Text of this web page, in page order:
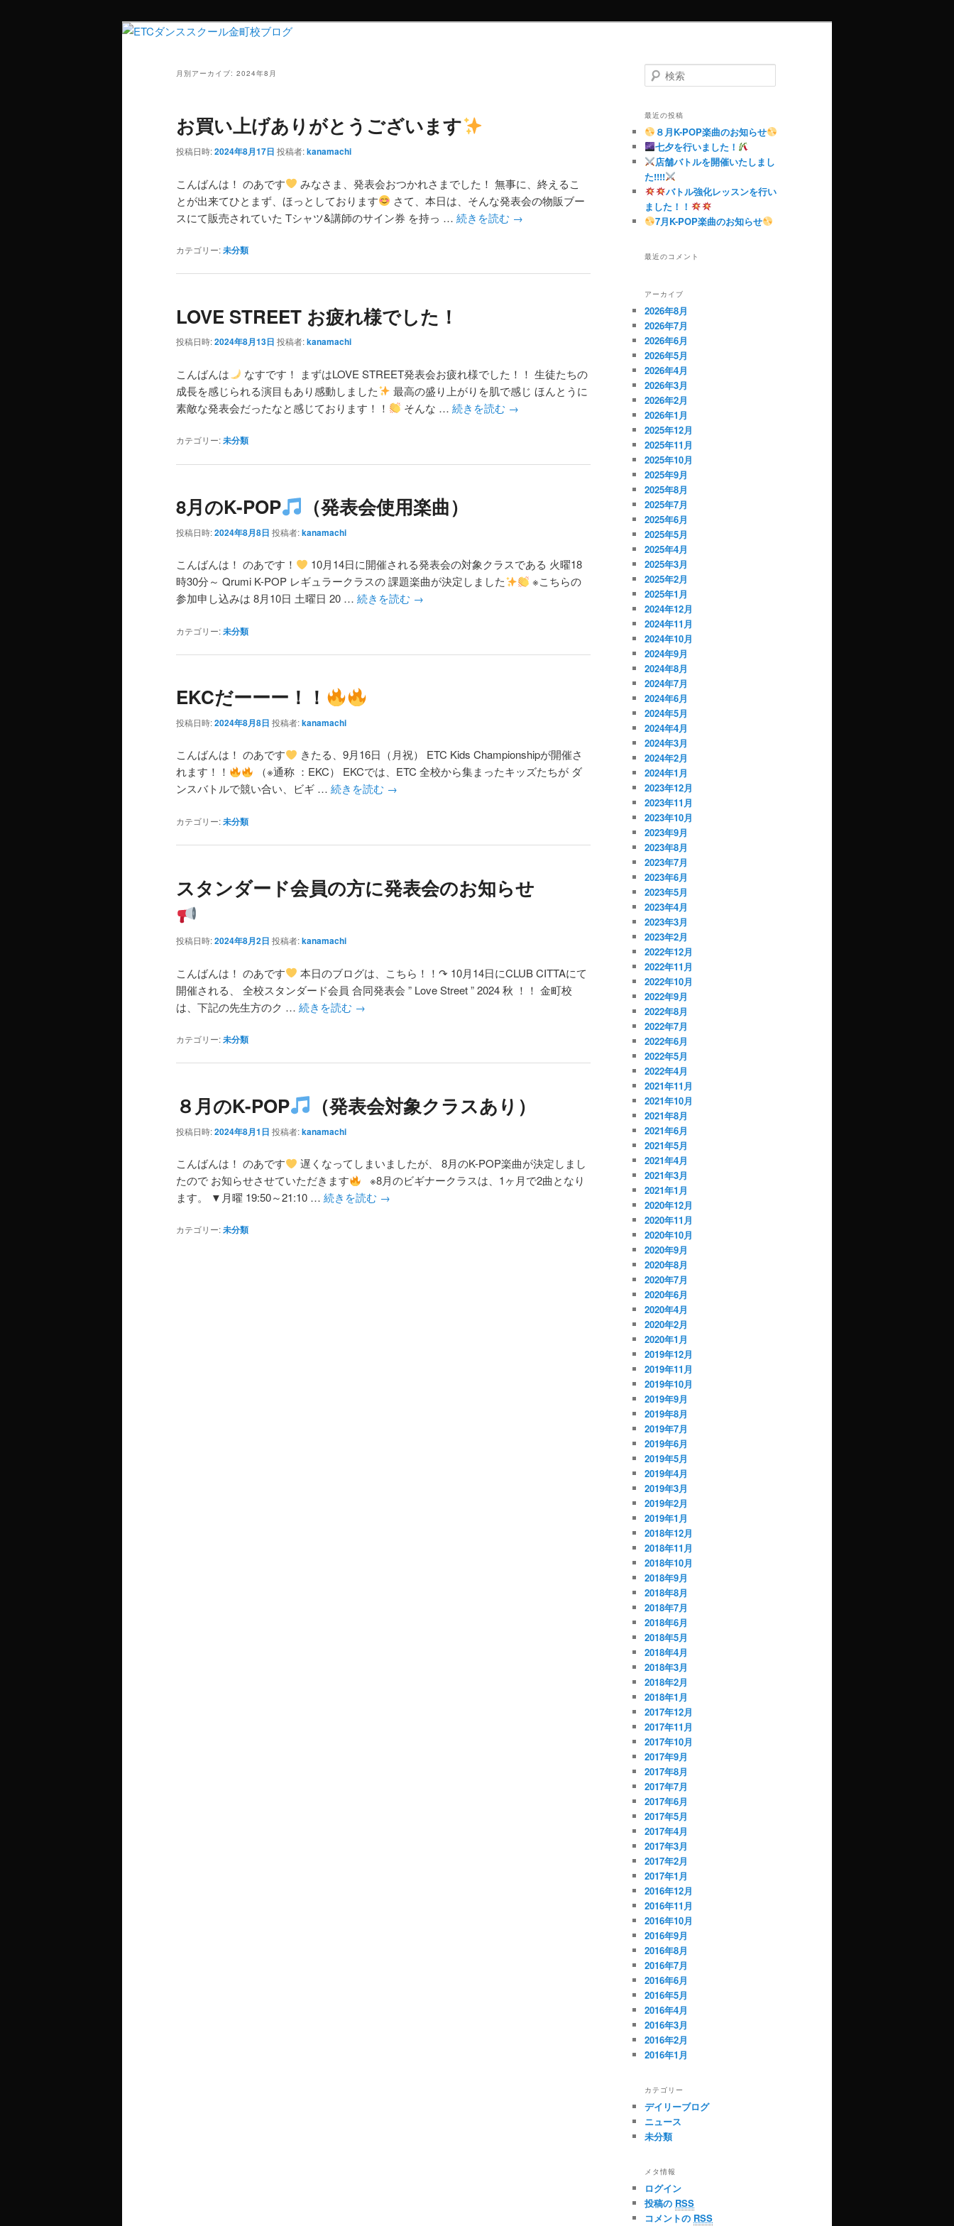
月別アーカイブ: 2024年8月
お買い上げありがとうございます
投稿日時:2024年8月17日 投稿者:kanamachi
こんばんは！ のあです
みなさま、発表会おつかれさまでした！ 無事に、終えるこ
とが出来てひとまず、ほっとしております
さて、本日は、そんな発表会の物販ブー
スにて販売されていた Tシャツ&講師のサイン券 を持っ … 続きを読む →
カテゴリー:未分類
LOVE STREET お疲れ様でした！
投稿日時:2024年8月13日 投稿者:kanamachi
こんばんは
なすです！ まずはLOVE STREET発表会お疲れ様でした！！ 生徒たちの
成長を感じられる演目もあり感動しました
最高の盛り上がりを肌で感じ ほんとうに
素敵な発表会だったなと感じております！！
そんな …続きを読む →
カテゴリー:未分類
8月のK-POP （発表会使用楽曲）
投稿日時:2024年8月8日 投稿者:kanamachi
こんばんは！ のあです！
10月14日に開催される発表会の対象クラスである 火曜18
時30分～ Qrumi K-POP レギュラークラスの 課題楽曲が決定しました
※こちらの
参加申し込みは 8月10日 土曜日 20 … 続きを読む →
カテゴリー:未分類
EKCだーーー！！
投稿日時:2024年8月8日 投稿者:kanamachi
こんばんは！ のあです
きたる、9月16日（月祝） ETC Kids Championshipが開催さ
れます！！
（※通称 ：EKC） EKCでは、ETC 全校から集まったキッズたちが ダ
ンスバトルで競い合い、ビギ … 続きを読む →
カテゴリー:未分類
スタンダード会員の方に発表会のお知らせ
投稿日時:2024年8月2日 投稿者:kanamachi
こんばんは！ のあです
本日のブログは、こちら！！↷ 10月14日にCLUB CITTAにて
開催される、 全校スタンダード会員 合同発表会 ” Love Street ” 2024 秋 ！！ 金町校
は、下記の先生方のク … 続きを読む →
カテゴリー:未分類
８月のK-POP （発表会対象クラスあり）
投稿日時:2024年8月1日 投稿者:kanamachi
こんばんは！ のあです
遅くなってしまいましたが、 8月のK-POP楽曲が決定しまし
たので お知らせさせていただきます
※8月のビギナークラスは、1ヶ月で2曲となり
ます。 ▼月曜 19:50～21:10 … 続きを読む →
カテゴリー:未分類
検
索
最近の投稿
８月K-POP楽曲のお知らせ
七夕を行いました！
店舗バトルを開催いたしまし
た!!!!
バトル強化レッスンを行い
ました！！
7月K-POP楽曲のお知らせ
最近のコメント
アーカイブ
2026年8月
2026年7月
2026年6月
2026年5月
2026年4月
2026年3月
2026年2月
2026年1月
2025年12月
2025年11月
2025年10月
2025年9月
2025年8月
2025年7月
2025年6月
2025年5月
2025年4月
2025年3月
2025年2月
2025年1月
2024年12月
2024年11月
2024年10月
2024年9月
2024年8月
2024年7月
2024年6月
2024年5月
2024年4月
2024年3月
2024年2月
2024年1月
2023年12月
2023年11月
2023年10月
2023年9月
2023年8月
2023年7月
2023年6月
2023年5月
2023年4月
2023年3月
2023年2月
2022年12月
2022年11月
2022年10月
2022年9月
2022年8月
2022年7月
2022年6月
2022年5月
2022年4月
2021年11月
2021年10月
2021年8月
2021年6月
2021年5月
2021年4月
2021年3月
2021年1月
2020年12月
2020年11月
2020年10月
2020年9月
2020年8月
2020年7月
2020年6月
2020年4月
2020年2月
2020年1月
2019年12月
2019年11月
2019年10月
2019年9月
2019年8月
2019年7月
2019年6月
2019年5月
2019年4月
2019年3月
2019年2月
2019年1月
2018年12月
2018年11月
2018年10月
2018年9月
2018年8月
2018年7月
2018年6月
2018年5月
2018年4月
2018年3月
2018年2月
2018年1月
2017年12月
2017年11月
2017年10月
2017年9月
2017年8月
2017年7月
2017年6月
2017年5月
2017年4月
2017年3月
2017年2月
2017年1月
2016年12月
2016年11月
2016年10月
2016年9月
2016年8月
2016年7月
2016年6月
2016年5月
2016年4月
2016年3月
2016年2月
2016年1月
カテゴリー
デイリーブログ
ニュース
未分類
メタ情報
ログイン
投稿の RSS
コメントの RSS